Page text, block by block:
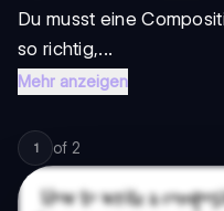
Du musst eine
so richtig,...
Mehr anzeigen
1 of 2